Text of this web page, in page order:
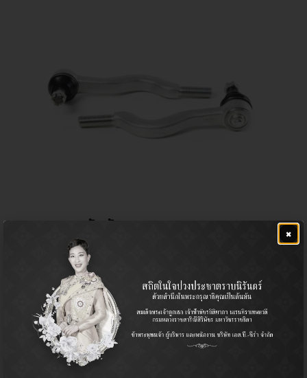
ลูกหมากคันชักยาว
940.00
รหัสสินค้า ซีร่า
OEM NO.
รหัสอะไหล่ผู้ผลิต
MR241031
PART TYPE
ประเภทอะไหล่
Tie Rod End / ลูกหมากคันชัก
USED FOR
×